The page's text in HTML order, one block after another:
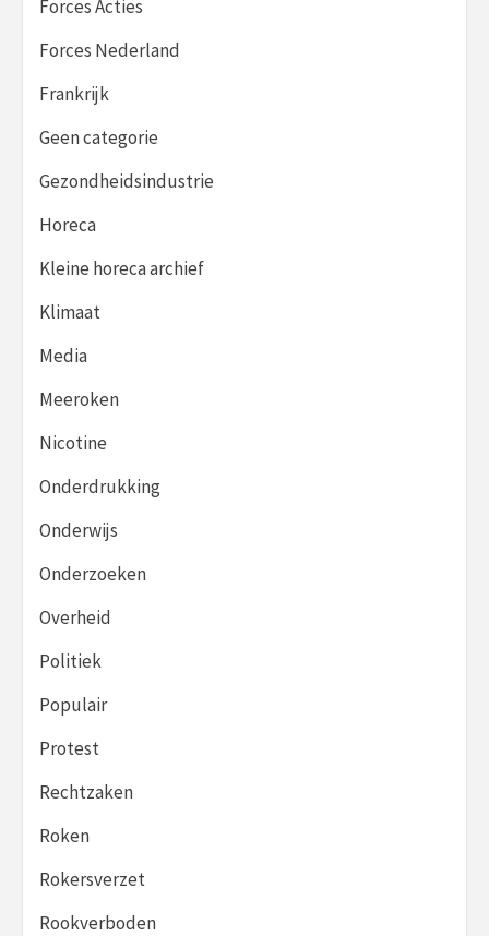
Forces Acties
Forces Nederland
Frankrijk
Geen categorie
Gezondheidsindustrie
Horeca
Kleine horeca archief
Klimaat
Media
Meeroken
Nicotine
Onderdrukking
Onderwijs
Onderzoeken
Overheid
Politiek
Populair
Protest
Rechtzaken
Roken
Rokersverzet
Rookverboden